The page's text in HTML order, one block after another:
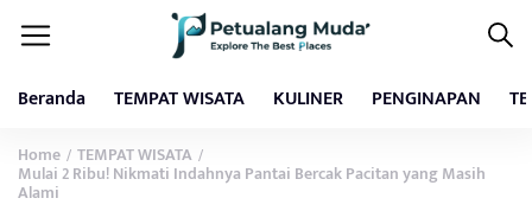
Beranda TEMPAT WISATA KULINER PENGINAPAN
Home / TEMPAT WISATA /
Mulai 2 Ribu! Nikmati Indahnya Pantai Bercak Pacitan yang Masih
Alami